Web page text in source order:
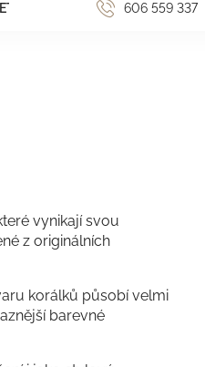
AKCE 606 559 337
vynikají svou
z originálních
korálků působí velmi
barevné